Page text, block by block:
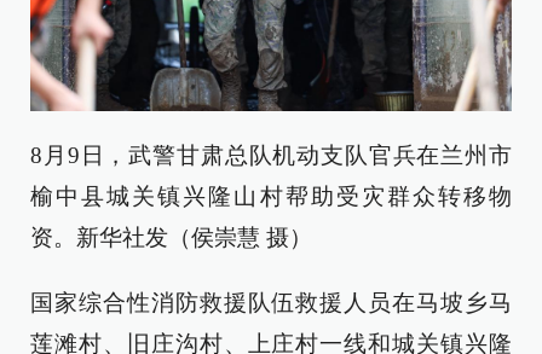
8月9日，武警甘肃总队机动支队官兵在兰州市
榆中县城关镇兴隆山村帮助受灾群众转移物
资。新华社发（侯崇慧 摄）
国家综合性消防救援队伍救援人员在马坡乡马
莲滩村、旧庄沟村、上庄村一线和城关镇兴隆